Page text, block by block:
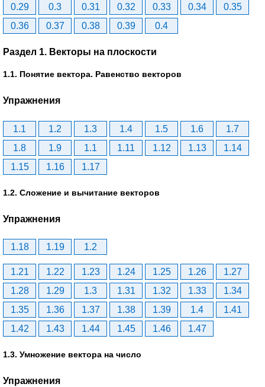
0.29
0.3 0.31 0.32 0.33 0.34
0.35
0.36
0.37 0.38 0.39 0.4
Раздел 1. Векторы на плоскости
1.1. Понятие вектора. Равенство векторов
Упражнения
1.1 1.2 1.3 1.4 1.5 1.6
1.7
1.8
1.9 1.1 1.11 1.12 1.13
1.14
1.15
1.16 1.17
1.2. Сложение и вычитание векторов
Упражнения
1.18 1.19 1.2
1.21 1.22 1.23 1.24 1.25 1.26
1.27
1.28
1.29 1.3 1.31 1.32 1.33
1.34
1.35
1.36 1.37 1.38 1.39 1.4
1.41
1.42
1.43 1.44 1.45 1.46 1.47
1.3. Умножение вектора на число
Упражнения